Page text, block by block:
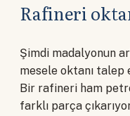
Rafineri
Şimdi madalyonun
mesele oktanı
Bir rafineri ham
farklı parça